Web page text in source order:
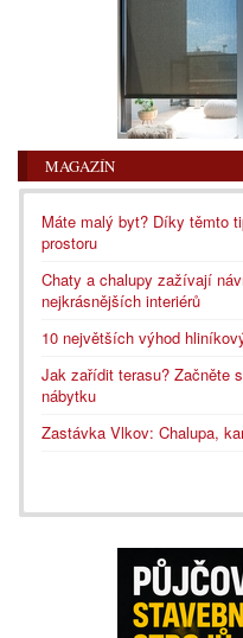
MAGAZÍN
Máte malý byt? Díky těmto
prostoru
Chaty a chalupy zažívají
nejkrásnějších interiérů
10 největších výhod
Jak zařídit terasu? Začněte
nábytku
Zastávka Vlkov: Chalupa,